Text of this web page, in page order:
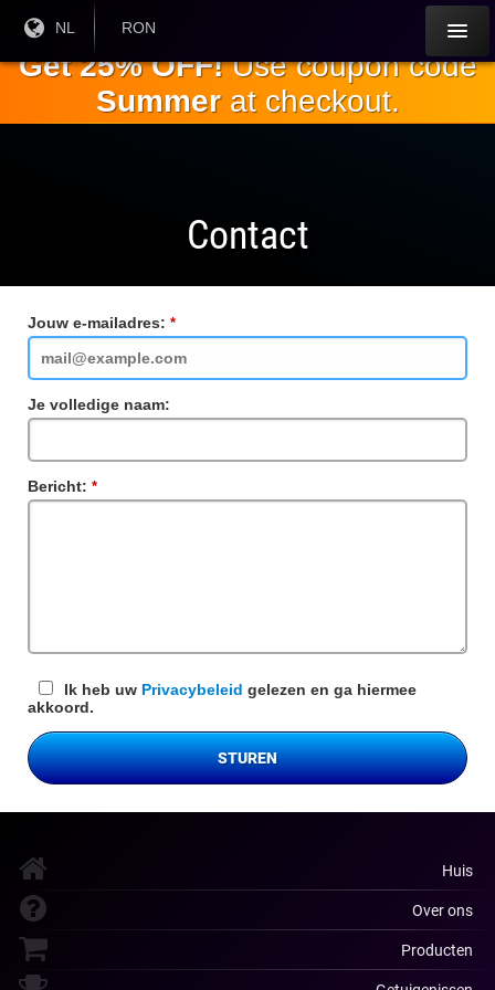
Huidige
NL
Huidige
RON
Get 25% OFF!Use coupon code
Summerat checkout.
Contact
Jouw e-mailadres:
veld
Je volledige naam:
Bericht:
veld
Ik heb uw Privacybeleid gelezen en ga hiermee
akkoord.
STUREN
Huis
Over ons
Producten